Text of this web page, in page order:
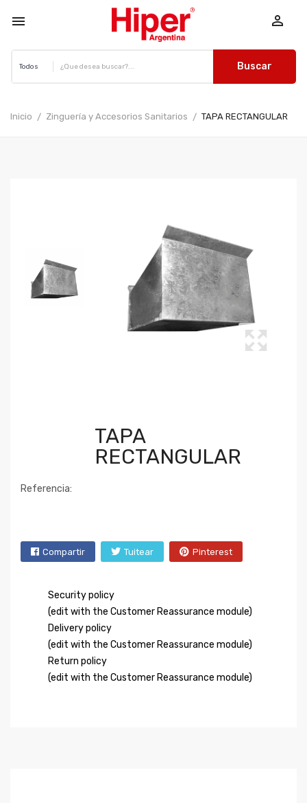
 
Buscar
Inicio Zinguería y Accesorios Sanitarios TAPA RECTANGULAR
TAPA
RECTANGULAR
Referencia:
Compartir Tuitear Pinterest
Security policy
(edit with the Customer Reassurance module)
Delivery policy
(edit with the Customer Reassurance module)
Return policy
(edit with the Customer Reassurance module)